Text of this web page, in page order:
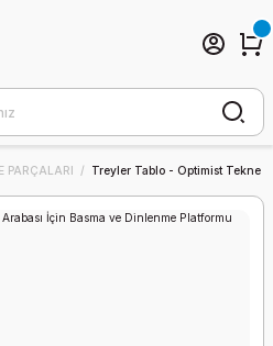
PARÇALARI Treyler Tablo - Optimist Tekne